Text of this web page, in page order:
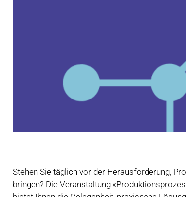
Stehen Sie täglich vor der Herausforderung,
bringen? Die Veranstaltung